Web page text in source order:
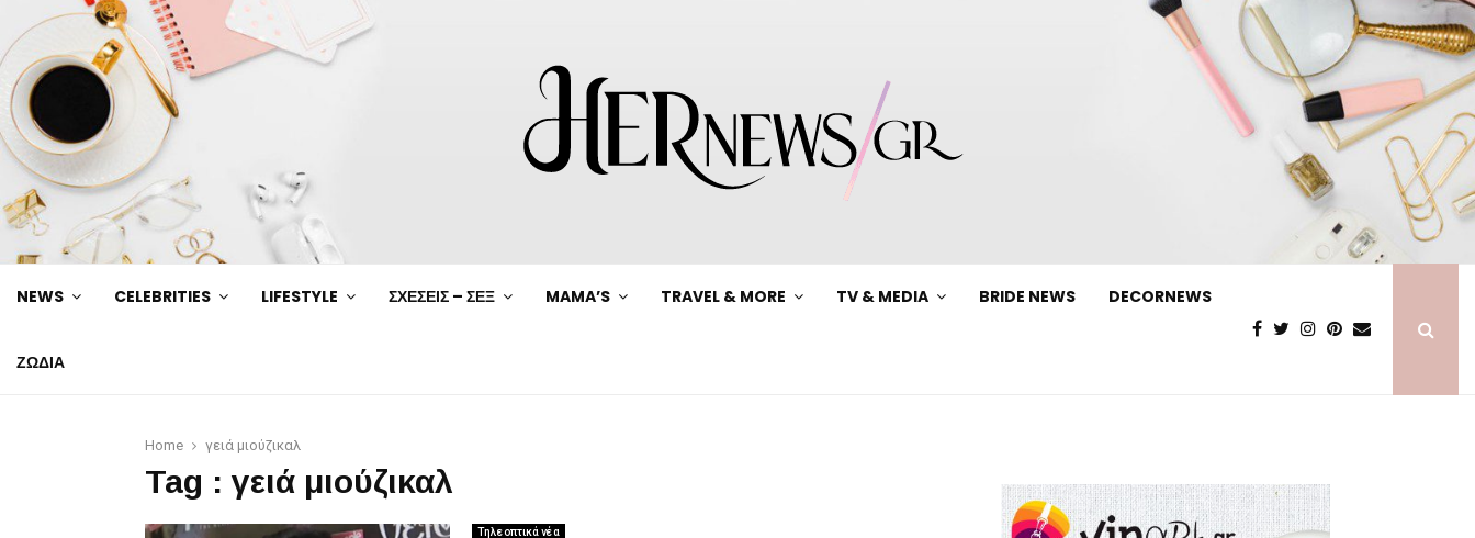
NEWS CELEBRITIES LIFESTYLE ΣΧΕΣΕΙΣ – ΣΕΞ MAMA’S TRAVEL & MORE TV & MEDIA BRIDE NEWS DECORNEWS
ΖΩΔΙΑ
Home γειά μιούζικαλ
Tag : γειά μιούζικαλ
Τηλεοπτικά νέα